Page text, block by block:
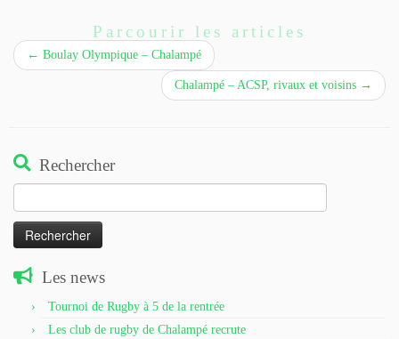
Parcourir les articles
← Boulay Olympique – Chalampé
Chalampé – ACSP, rivaux et voisins →
Rechercher
Les news
Tournoi de Rugby à 5 de la rentrée
Les club de rugby de Chalampé recrute